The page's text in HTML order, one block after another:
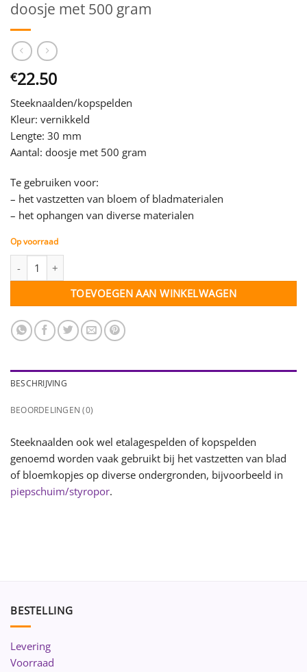
doosje met 500 gram
€22.50
Steeknaalden/kopspelden
Kleur: vernikkeld
Lengte: 30 mm
Aantal: doosje met 500 gram
Te gebruiken voor:
– het vastzetten van bloem of bladmaterialen
– het ophangen van diverse materialen
Op voorraad
TOEVOEGEN AAN WINKELWAGEN
BESCHRIJVING
BEOORDELINGEN (0)
Steeknaalden ook wel etalagespelden of kopspelden
genoemd worden vaak gebruikt bij het vastzetten van blad
of bloemkopjes op diverse ondergronden, bijvoorbeeld in
piepschuim/styropor.
BESTELLING
Levering
Voorraad